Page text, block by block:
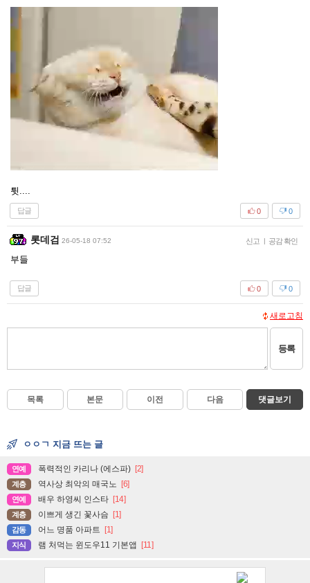
튓....
답글 0
0
롯데검 26-05-18 07:52 신고 | 공감 확인
부들
답글 0
0
새로고침
등록
목록 본문 이전 다음 댓글보기
ㅇㅇㄱ 지금 뜨는 글
연예 폭력적인 카리나 (에스파) [2]
계층 역사상 최악의 매국노 [6]
연예 배우 하영씨 인스타 [14]
계층 이쁘게 생긴 꽃사슴 [1]
감동 어느 명품 아파트 [1]
지식 램 처먹는 윈도우11 기본앱 [11]